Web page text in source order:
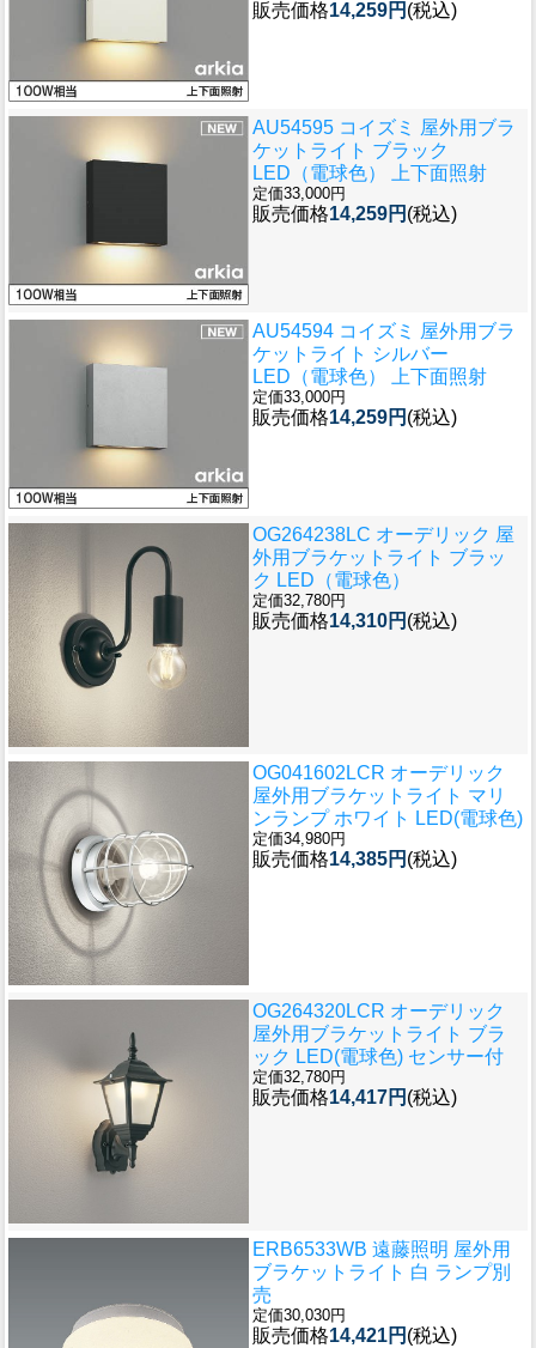
販売価格14,259円 (税込)
AU54595 コイズミ 屋外用ブラ
ケットライト ブラック
LED（電球色） 上下面照射
定価33,000円
販売価格14,259円 (税込)
AU54594 コイズミ 屋外用ブラ
ケットライト シルバー
LED（電球色） 上下面照射
定価33,000円
販売価格14,259円 (税込)
OG264238LC オーデリック 屋
外用ブラケットライト ブラッ
ク LED（電球色）
定価32,780円
販売価格14,310円 (税込)
OG041602LCR オーデリック
屋外用ブラケットライト マリ
ンランプ ホワイト LED(電球色)
定価34,980円
販売価格14,385円 (税込)
OG264320LCR オーデリック
屋外用ブラケットライト ブラ
ック LED(電球色) センサー付
定価32,780円
販売価格14,417円 (税込)
ERB6533WB 遠藤照明 屋外用
ブラケットライト 白 ランプ別
売
定価30,030円
販売価格14,421円 (税込)